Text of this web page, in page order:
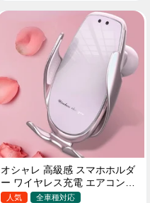
オシャレ 高級感 スマホホルダ
ー ワイヤレス充電 エアコン吹
き出し口/ 吸盤タイプ 女性
人気 全車種対応